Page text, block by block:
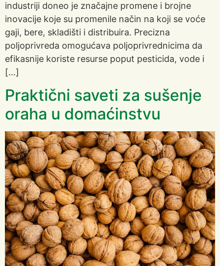
industriji doneo je značajne promene i brojne
inovacije koje su promenile način na koji se voće
gaji, bere, skladišti i distribuira. Precizna
poljoprivreda omogućava poljoprivrednicima da
efikasnije koriste resurse poput pesticida, vode i
[…]
Praktični saveti za sušenje
oraha u domaćinstvu